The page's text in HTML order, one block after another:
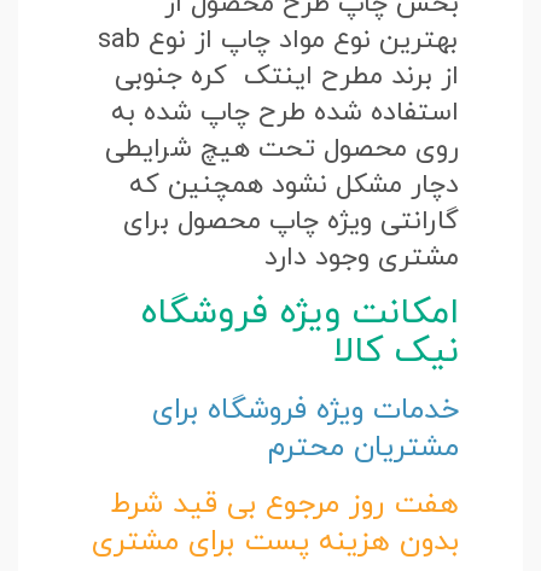
بهترین نوع مواد چاپ از نوع sab
از برند مطرح اینتک کره جنوبی
استفاده شده طرح چاپ شده به
روی محصول تحت هیچ شرایطی
دچار مشکل نشود همچنین که
گارانتی ویژه چاپ محصول برای
مشتری وجود دارد
امکانت ویژه فروشگاه
نیک کالا
خدمات ویژه فروشگاه برای
مشتریان محترم
هفت روز مرجوع بی قید شرط
بدون هزینه پست برای مشتری